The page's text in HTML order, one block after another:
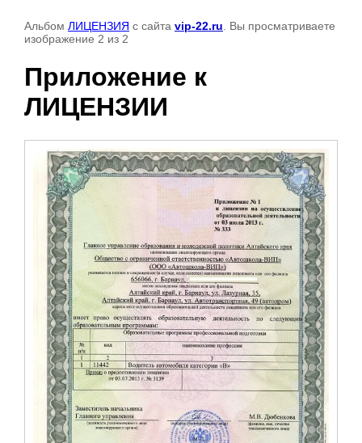
Альбом ЛИЦЕНЗИЯ с сайта vip-22.ru . Вы просматриваете
изображение 2 из 2
Приложение к
ЛИЦЕНЗИИ